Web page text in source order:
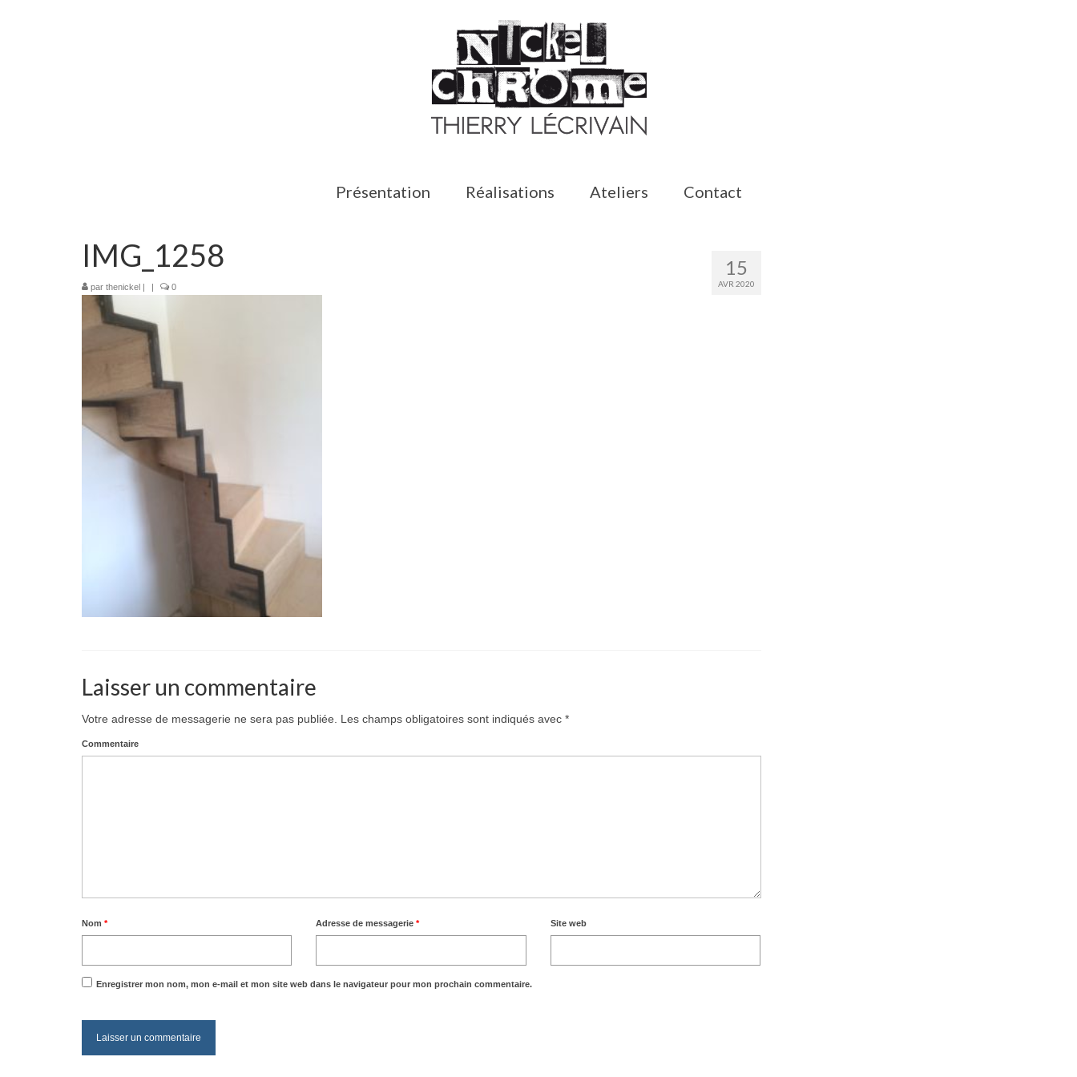
Présentation Réalisations Ateliers Contact
15
AVR 2020
IMG_1258
par thenickel | | 0
Laisser un commentaire
Votre adresse de messagerie ne sera pas publiée. Les champs obligatoires sont indiqués avec *
Commentaire
Nom * Adresse de messagerie* Site web
Enregistrer mon nom, mon e-mail et mon site web dans le navigateur pour mon prochain commentaire.